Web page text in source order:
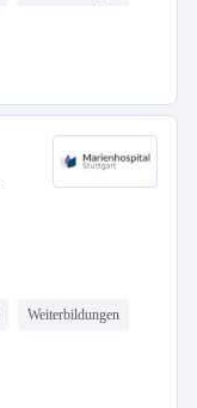
Weiterbildungen